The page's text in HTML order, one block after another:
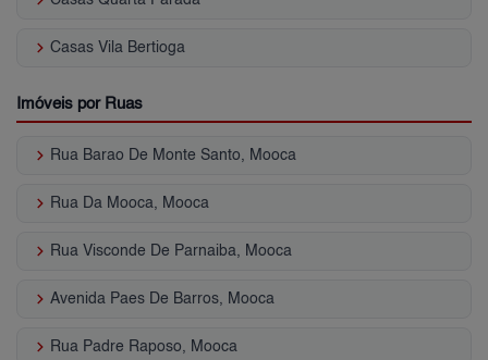
keyboard_arrow_right Casas Vila Bertioga
Imóveis por Ruas
keyboard_arrow_right Rua Barao De Monte Santo, Mooca
keyboard_arrow_right Rua Da Mooca, Mooca
keyboard_arrow_right Rua Visconde De Parnaiba, Mooca
keyboard_arrow_right Avenida Paes De Barros, Mooca
keyboard_arrow_right Rua Padre Raposo, Mooca